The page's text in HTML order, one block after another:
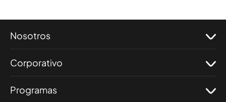
Nosotros
Corporativo
Programas